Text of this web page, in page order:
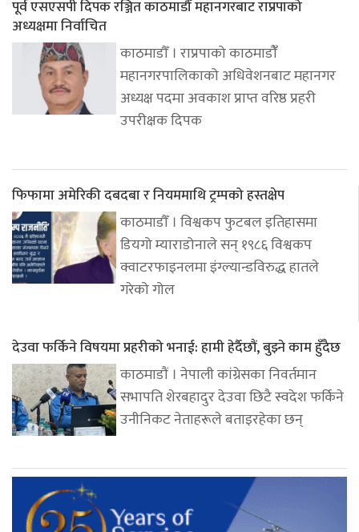
पूर्व एसएसपी दिपक रञ्जित काठमाडौँ महानगरबाट राप्रपाको
अध्यक्षमा निर्वाचित
काठमाडौँ । राप्रपाको काठमाडौंँ
महानगरपालिकाको अधिवेशनबाट महानगर
अध्यक्ष पदमा अवकाश प्राप्त वरिष्ठ प्रहरी
उपरीक्षक दिपक
फिफामा अमेरिकी दबदबा र नियममाथि ट्रम्पको हस्तक्षेप
काठमाडौँ । विश्वकप फुटबल इतिहासमा
डियगो म्याराडोनाले सन् १९८६ विश्वकप
क्वाटरफाइनलमा इंग्ल्यान्डविरुद्ध हातले
गरेको गोल
देउवा फर्किने विषयमा प्रहरीको भनाई: हामी हेर्दैछौं, बुझ्ने काम हुँदैछ
काठमाडौं । नेपाली कांग्रेसका निवर्तमान
सभापति शेरबहादुर देउवा छिटै स्वदेश फर्किने
उनीनिकट नेताहरूले बताइरहेका छन्